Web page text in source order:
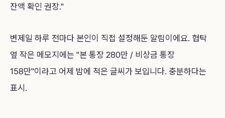
잔액 확인 권장."
변제일 하루 전마다 본인이 직접 설정해둔 알림이에요. 협탁
옆 작은 메모지에는 "본 통장 280만 / 비상금 통장
158만"이라고 어제 밤에 적은 글씨가 보입니다. 충분하다는
표시.